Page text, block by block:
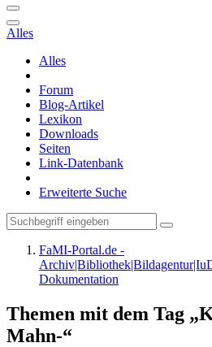
Alles
Alles
Forum
Blog-Artikel
Lexikon
Downloads
Seiten
Link-Datenbank
Erweiterte Suche
FaMI-Portal.de -
Dokumentation
Themen mit dem Tag
Mahn-“